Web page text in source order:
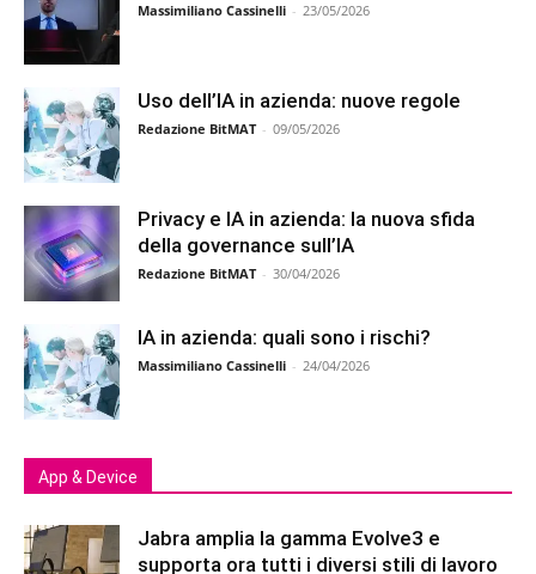
Massimiliano Cassinelli - 23/05/2026
Uso dell’IA in azienda: nuove regole
Redazione BitMAT - 09/05/2026
Privacy e IA in azienda: la nuova sfida
della governance sull’IA
Redazione BitMAT - 30/04/2026
IA in azienda: quali sono i rischi?
Massimiliano Cassinelli - 24/04/2026
App & Device
Jabra amplia la gamma Evolve3 e
supporta ora tutti i diversi stili di lavoro